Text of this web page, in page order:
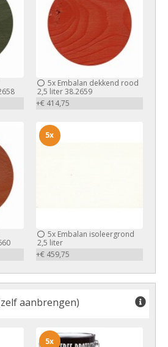
5xEmbalan dekkend rood
2,5 liter 38.2659
+€ 414,75
5xEmbalan isoleergrond
2,5 liter
+€ 459,75
5x
aanbrengen)
5x